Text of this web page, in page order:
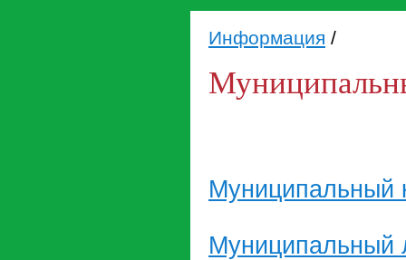
Информация /
Муниципальный
Муниципальный